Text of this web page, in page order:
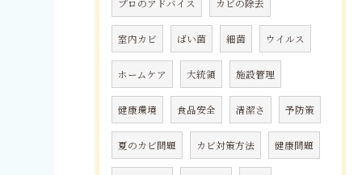
プロのアドバイス カビの除去
室内カビ ばい菌 細菌 ウイルス
ホームケア 大統領 施設管理
健康環境 食品安全 清潔さ 予防策
夏のカビ問題 カビ対策方法 健康問題